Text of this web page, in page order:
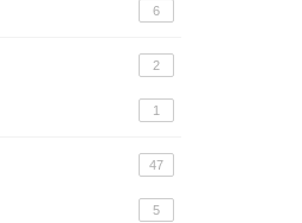
6
2
1
47
5